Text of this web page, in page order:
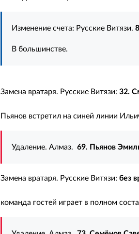
Изменение счета: Русские Витязи.
В большинстве.
Замена вратаря. Русские Витязи: 32.
Пьянов встретил на синей линии
Удаление. Алмаз. 69. Пьянов
Замена вратаря. Русские Витязи: без
команда гостей играет в полном